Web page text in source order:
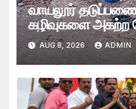
வாயலூர்
கழிவுகளை அகற்ற
AUG 8, 2026 ADMIN